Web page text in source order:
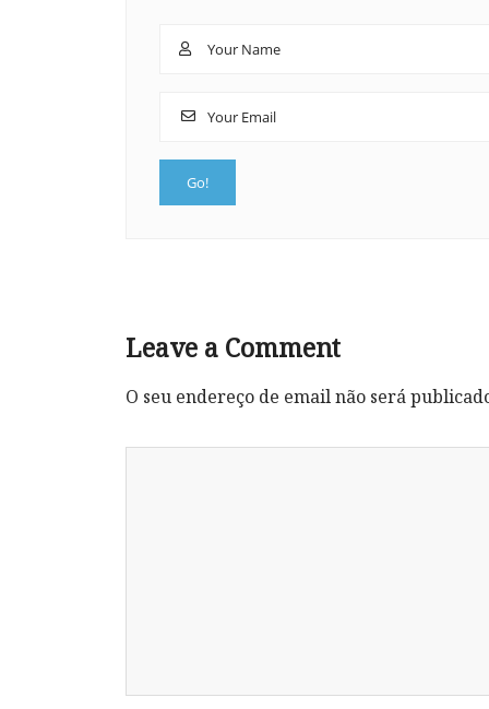
Leave a Comment
O seu endereço de email não será